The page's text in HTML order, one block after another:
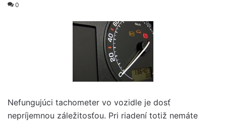
0
Nefungujúci tachometer vo vozidle je dosť
nepríjemnou záležitosťou. Pri riadení totiž nemáte